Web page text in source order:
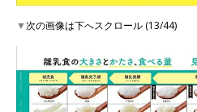
▼次の画像は下へスクロール (13/44)